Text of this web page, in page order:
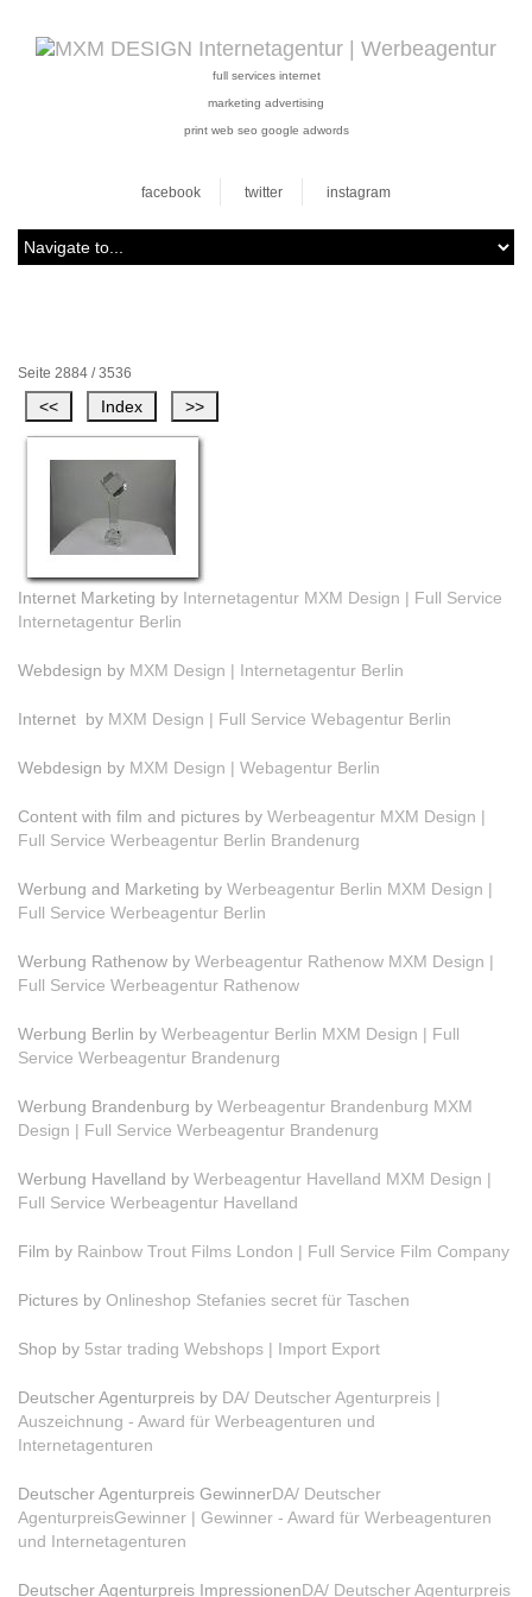
full services internet
marketing advertising
print web seo google adwords
facebook twitter instagram
Seite 2884 / 3536
Internet Marketing by Internetagentur MXM Design | Full Service
Internetagentur Berlin
Webdesign by MXM Design | Internetagentur Berlin
Internet by MXM Design | Full Service Webagentur Berlin
Webdesign by MXM Design | Webagentur Berlin
Content with film and pictures by Werbeagentur MXM Design |
Full Service Werbeagentur Berlin Brandenurg
Werbung and Marketing by Werbeagentur Berlin MXM Design |
Full Service Werbeagentur Berlin
Werbung Rathenow by Werbeagentur Rathenow MXM Design |
Full Service Werbeagentur Rathenow
Werbung Berlin by Werbeagentur Berlin MXM Design | Full
Service Werbeagentur Brandenurg
Werbung Brandenburg by Werbeagentur Brandenburg MXM
Design | Full Service Werbeagentur Brandenurg
Werbung Havelland by Werbeagentur Havelland MXM Design |
Full Service Werbeagentur Havelland
Film by Rainbow Trout Films London | Full Service Film Company
Pictures by Onlineshop Stefanies secret für Taschen
Shop by 5star trading Webshops | Import Export
Deutscher Agenturpreis by DA/ Deutscher Agenturpreis |
Auszeichnung - Award für Werbeagenturen und
Internetagenturen
Deutscher Agenturpreis GewinnerDA/ Deutscher
AgenturpreisGewinner | Gewinner - Award für Werbeagenturen
und Internetagenturen
Deutscher Agenturpreis ImpressionenDA/ Deutscher Agenturpreis